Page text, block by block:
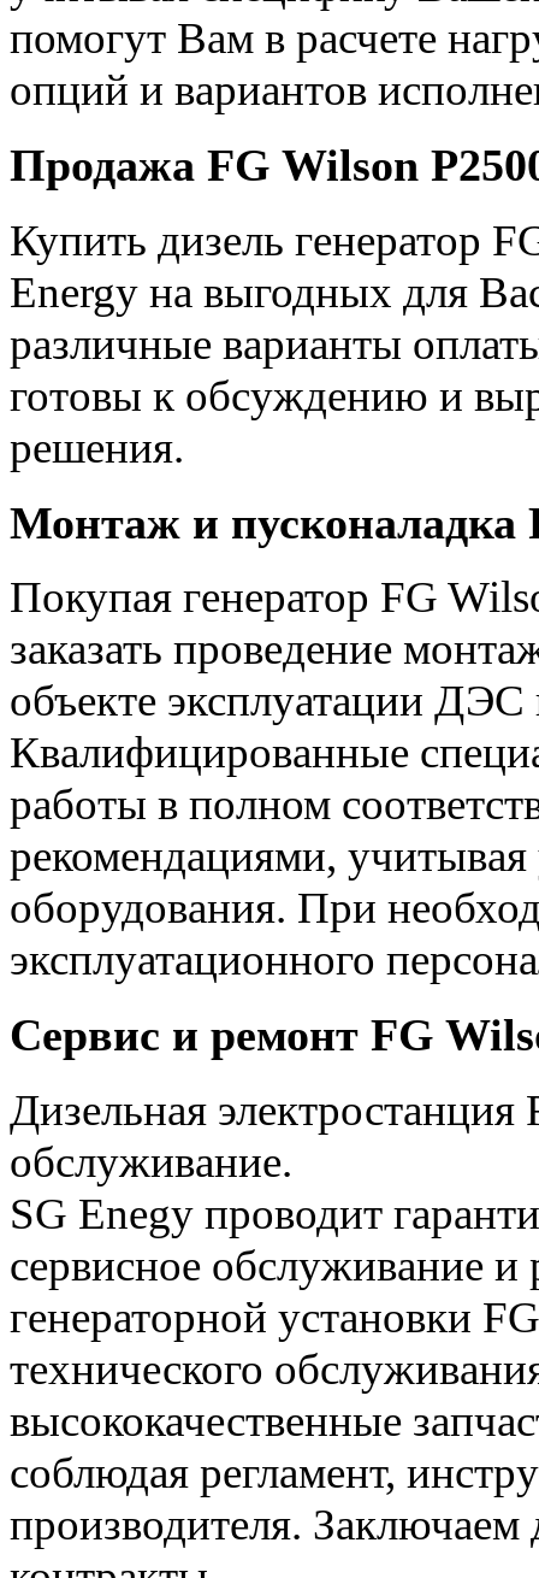
помогут Вам в расчете
опций и вариантов
Продажа FG Wilson
Купить дизель генератор
Energy на выгодных для
различные варианты
готовы к обсуждению и
решения.
Монтаж и пусконаладка
Покупая генератор FG
заказать проведение
объекте эксплуатации
Квалифицированные
работы в полном
рекомендациями, учитывая
оборудования. При
эксплуатационного
Сервис и ремонт FG
Дизельная
обслуживание.
SG Enegy проводит
сервисное обслуживание
генераторной установки
технического
высококачественные
соблюдая регламент,
производителя.